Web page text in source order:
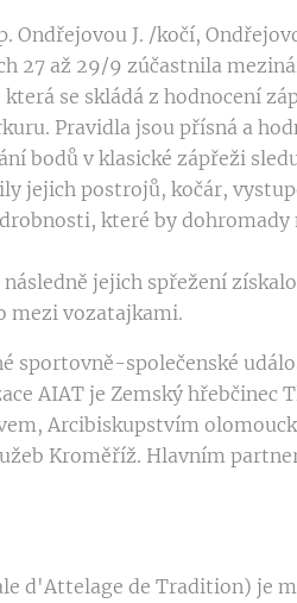
Ondřejovou J. /kočí,
27 až 29/9 zúčastnila
se skládá z hodnocení
Pravidla jsou přísná a
bodů v klasické zápřeži
jejich postrojů, kočár,
které by
jejich spřežení
mezi vozatajkami.
sportovně-společenské
AIAT je Zemský hřebčinec
Arcibiskupstvím
Kroměříž. Hlavním
d'Attelage de Tradition) je